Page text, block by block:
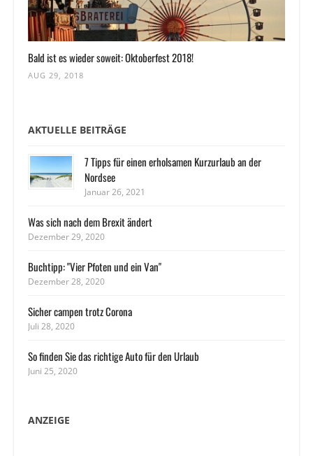
Bald ist es wieder soweit: Oktoberfest 2018!
AUG 29, 2018
AKTUELLE BEITRÄGE
7 Tipps für einen erholsamen Kurzurlaub an der
Nordsee
Januar 26, 2021
Was sich nach dem Brexit ändert
Dezember 29, 2020
Buchtipp: "Vier Pfoten und ein Van"
Dezember 28, 2020
Sicher campen trotz Corona
Juli 28, 2020
So finden Sie das richtige Auto für den Urlaub
Juni 25, 2020
ANZEIGE